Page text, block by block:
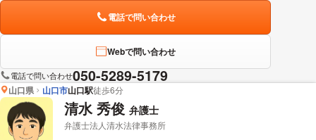
電話で問い合わせ
Webで問い合わせ
電話で問い合わせ050-5289-5179
山口県 山口市山口駅徒歩6分
清水 秀俊 弁護士
弁護士法人清水法律事務所